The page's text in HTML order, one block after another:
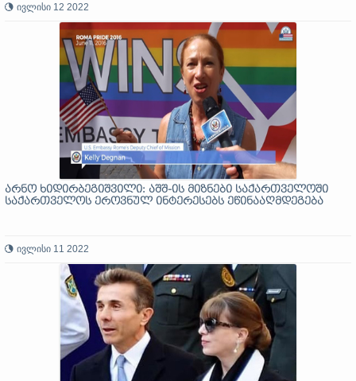
ივლისი 12 2022
არნო ხიდირბეგიშვილი: აშშ-ის მიზნები საქართველოში
საქართველოს ეროვნულ ინტერესებს ეწინააღმდეგება
ივლისი 11 2022